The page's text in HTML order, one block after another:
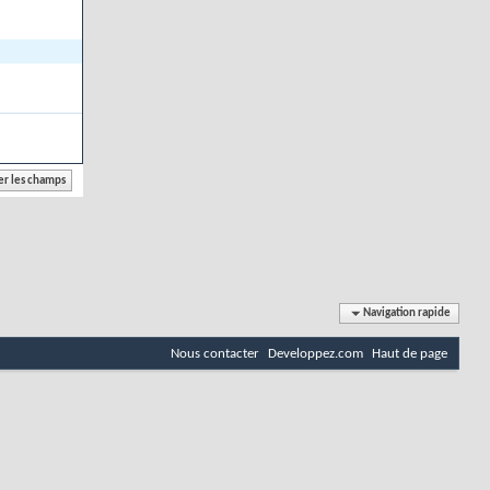
Navigation rapide
Nous contacter Developpez.com Haut de page